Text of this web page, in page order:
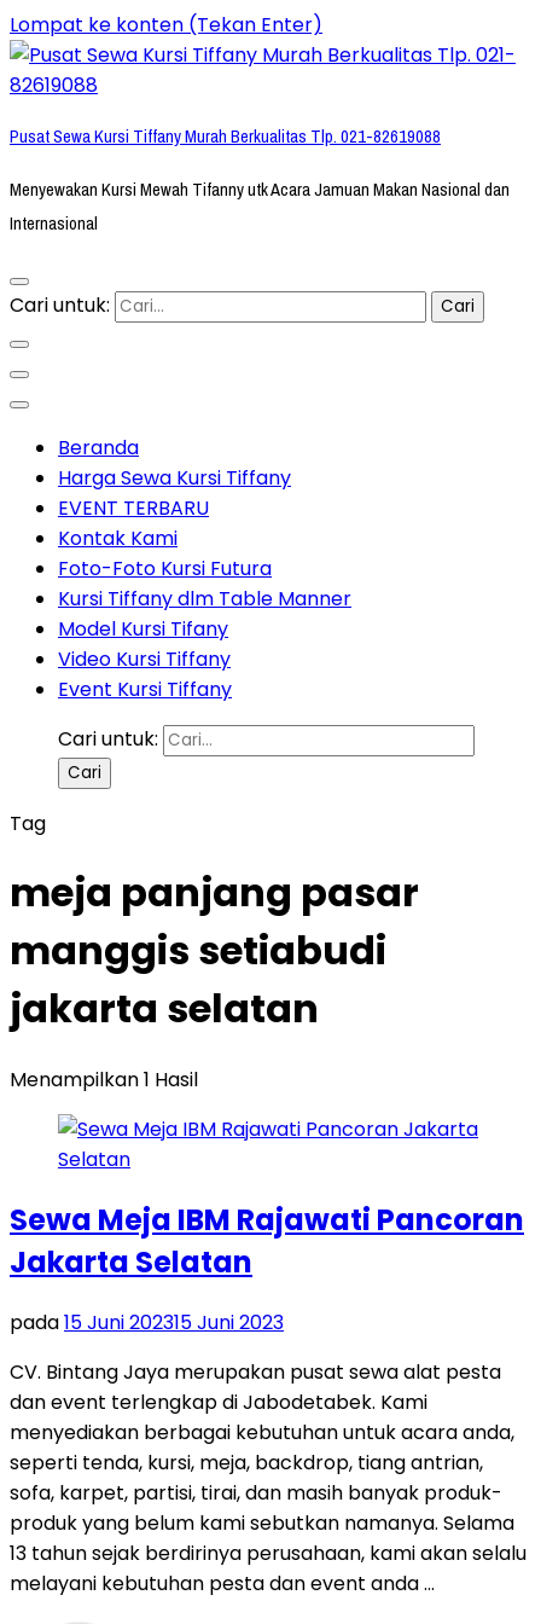
Lompat ke konten (Tekan Enter)
Pusat Sewa Kursi Tiffany Murah Berkualitas Tlp. 021-82619088
Menyewakan Kursi Mewah Tifanny utk Acara Jamuan Makan Nasional dan
Internasional
Cari untuk:
Beranda
Harga Sewa Kursi Tiffany
EVENT TERBARU
Kontak Kami
Foto-Foto Kursi Futura
Kursi Tiffany dlm Table Manner
Model Kursi Tifany
Video Kursi Tiffany
Event Kursi Tiffany
Cari untuk:
Tag
meja panjang pasar
manggis setiabudi
jakarta selatan
Menampilkan 1 Hasil
Sewa Meja IBM Rajawati Pancoran
Jakarta Selatan
pada15 Juni 202315 Juni 2023
CV. Bintang Jaya merupakan pusat sewa alat pesta
dan event terlengkap di Jabodetabek. Kami
menyediakan berbagai kebutuhan untuk acara anda,
seperti tenda, kursi, meja, backdrop, tiang antrian,
sofa, karpet, partisi, tirai, dan masih banyak produk-
produk yang belum kami sebutkan namanya. Selama
13 tahun sejak berdirinya perusahaan, kami akan selalu
melayani kebutuhan pesta dan event anda …